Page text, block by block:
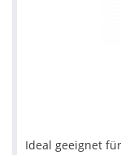
Ideal geeignet